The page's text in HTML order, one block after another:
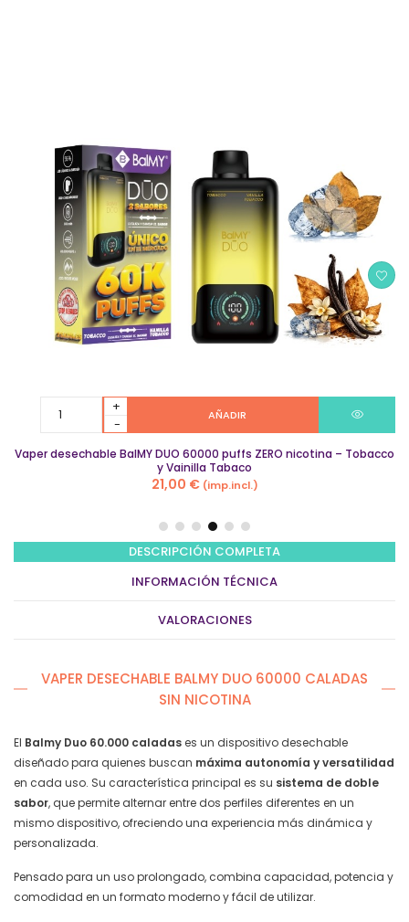
desechable
DUO
AÑADIR
Vaper desechable BalMY DUO 60000 puffs ZERO nicotina – Tobacco
y Vainilla Tabaco
21,00 € (imp.incl.)
DESCRIPCIÓN COMPLETA
INFORMACIÓN TÉCNICA
VALORACIONES
VAPER DESECHABLE BALMY DUO 60000 CALADAS
SIN NICOTINA
El Balmy Duo 60.000 caladas es un dispositivo desechable
diseñado para quienes buscan máxima autonomía y versatilidad
en cada uso. Su característica principal es su sistema de doble
sabor, que permite alternar entre dos perfiles diferentes en un
mismo dispositivo, ofreciendo una experiencia más dinámica y
personalizada.
Pensado para un uso prolongado, combina capacidad, potencia y
comodidad en un formato moderno y fácil de utilizar.